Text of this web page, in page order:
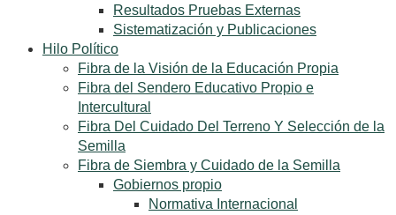
Resultados Pruebas Externas
Sistematización y Publicaciones
Hilo Político
Fibra de la Visión de la Educación Propia
Fibra del Sendero Educativo Propio e
Intercultural
Fibra Del Cuidado Del Terreno Y Selección de la
Semilla
Fibra de Siembra y Cuidado de la Semilla
Gobiernos propio
Normativa Internacional